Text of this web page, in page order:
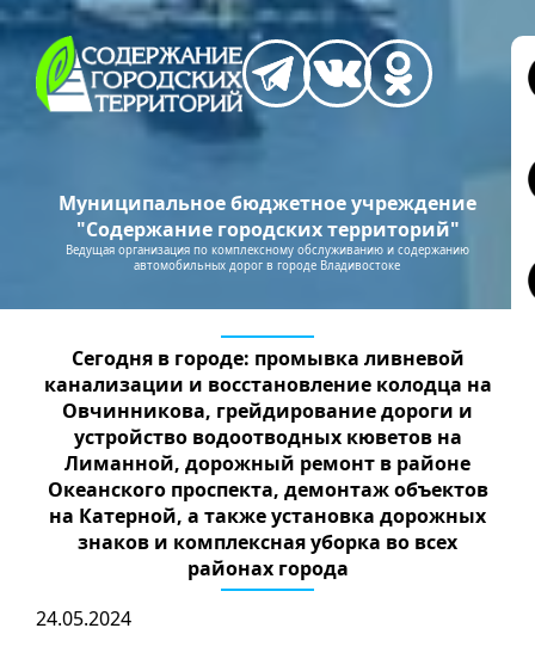
Муниципальное бюджетное учреждение
"Содержание городских территорий"
Ведущая организация по комплексному обслуживанию и содержанию
автомобильных дорог в городе Владивостоке
Сегодня в городе: промывка ливневой
канализации и восстановление колодца на
Овчинникова, грейдирование дороги и
устройство водоотводных кюветов на
Лиманной, дорожный ремонт в районе
Океанского проспекта, демонтаж объектов
на Катерной, а также установка дорожных
знаков и комплексная уборка во всех
районах города
24.05.2024